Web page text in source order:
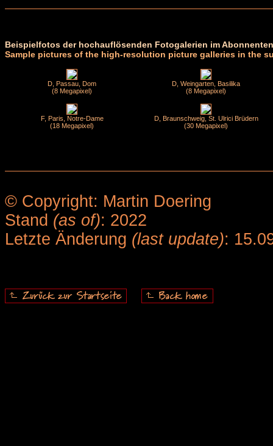
Beispielfotos der hochauflösenden Fotogalerien im
Sample pictures of the high-resolution picture galleries in the
D, Passau, Dom
(8 Megapixel)
D, Weingarten, Basilika
(8 Megapixel)
F, Paris, Notre-Dame
(18 Megapixel)
D, Braunschweig, St. Ulrici Brüdern
(30 Megapixel)
© Copyright: Martin Doering
Stand (as of): 2022
Letzte Änderung (last update):